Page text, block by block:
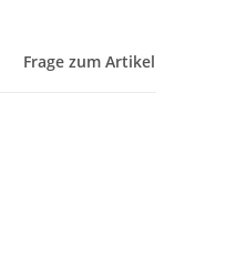
Frage zum Artikel